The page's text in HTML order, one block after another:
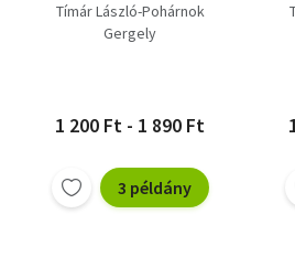
Tímár László-Pohárnok
Gergely
1 200 Ft - 1 890 Ft
3 példány